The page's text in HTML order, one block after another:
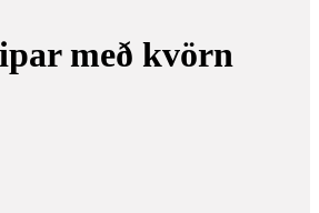
með kvörn